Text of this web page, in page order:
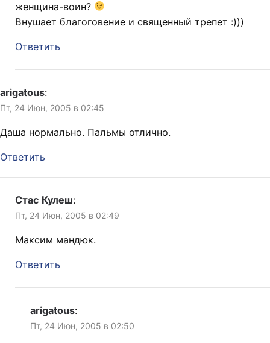
женщина-воин?
Внушает благоговение и священный трепет :)))
Ответить
arigatous:
Пт, 24 Июн, 2005 в 02:45
Даша нормально. Пальмы отлично.
Ответить
Стас Кулеш:
Пт, 24 Июн, 2005 в 02:49
Максим мандюк.
Ответить
arigatous:
Пт, 24 Июн, 2005 в 02:50